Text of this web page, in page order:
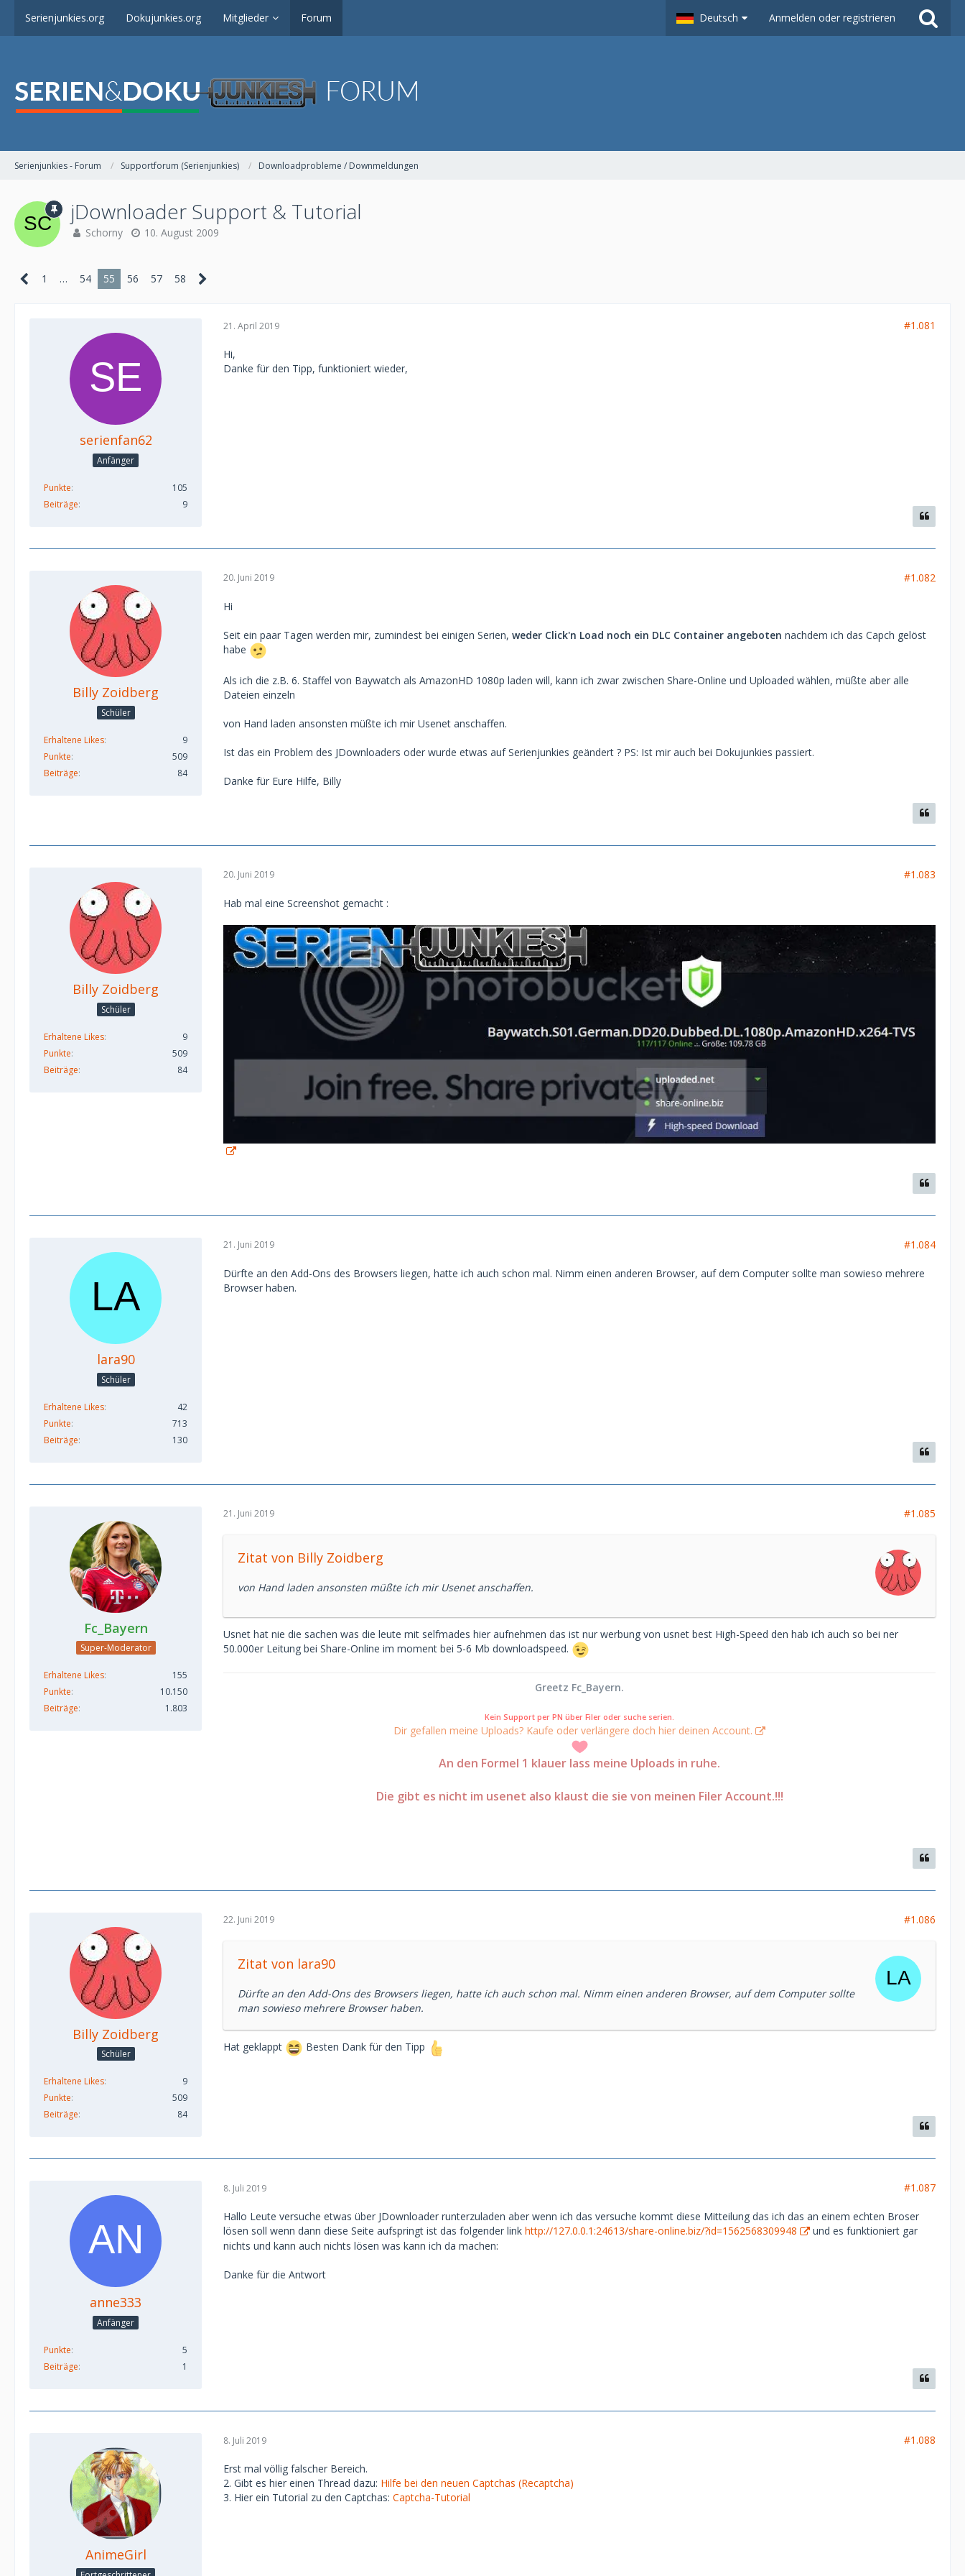
Serienjunkies.org Dokujunkies.org Mitglieder Forum Deutsch Anmelden oder registrieren
Serienjunkies - Forum Supportforum (Serienjunkies) Downloadprobleme / Downmeldungen
jDownloader Support & Tutorial
Schorny 10. August 2009
1 … 54 55 56 57 58
serienfan62
Anfänger
Punkte
105
Beiträge
9
21. April 2019 #1.081
Hi,
Danke für den Tipp, funktioniert wieder,
Billy Zoidberg
Schüler
Erhaltene Likes
9
Punkte
509
Beiträge
84
20. Juni 2019 #1.082
Hi
Seit ein paar Tagen werden mir, zumindest bei einigen Serien, weder Click'n Load noch ein DLC Container angeboten nachdem ich das Capch gelöst
habe
Als ich die z.B. 6. Staffel von Baywatch als AmazonHD 1080p laden will, kann ich zwar zwischen Share-Online und Uploaded wählen, müßte aber alle
Dateien einzeln
von Hand laden ansonsten müßte ich mir Usenet anschaffen.
Ist das ein Problem des JDownloaders oder wurde etwas auf Serienjunkies geändert ? PS: Ist mir auch bei Dokujunkies passiert.
Danke für Eure Hilfe, Billy
Billy Zoidberg
Schüler
Erhaltene Likes
9
Punkte
509
Beiträge
84
20. Juni 2019 #1.083
Hab mal eine Screenshot gemacht :
lara90
Schüler
Erhaltene Likes
42
Punkte
713
Beiträge
130
21. Juni 2019 #1.084
Dürfte an den Add-Ons des Browsers liegen, hatte ich auch schon mal. Nimm einen anderen Browser, auf dem Computer sollte man sowieso mehrere
Browser haben.
Fc_Bayern
Super-Moderator
Erhaltene Likes
155
Punkte
10.150
Beiträge
1.803
21. Juni 2019 #1.085
Zitat von Billy Zoidberg
von Hand laden ansonsten müßte ich mir Usenet anschaffen.
Usnet hat nie die sachen was die leute mit selfmades hier aufnehmen das ist nur werbung von usnet best High-Speed den hab ich auch so bei ner
50.000er Leitung bei Share-Online im moment bei 5-6 Mb downloadspeed.
Greetz Fc_Bayern.
Kein Support per PN über Filer oder suche serien.
Dir gefallen meine Uploads? Kaufe oder verlängere doch hier deinen Account.
An den Formel 1 klauer lass meine Uploads in ruhe.
Die gibt es nicht im usenet also klaust die sie von meinen Filer Account.!!!
Billy Zoidberg
Schüler
Erhaltene Likes
9
Punkte
509
Beiträge
84
22. Juni 2019 #1.086
Zitat von lara90
Dürfte an den Add-Ons des Browsers liegen, hatte ich auch schon mal. Nimm einen anderen Browser, auf dem Computer sollte
man sowieso mehrere Browser haben.
Hat geklappt Besten Dank für den Tipp
anne333
Anfänger
Punkte
5
Beiträge
1
8. Juli 2019 #1.087
Hallo Leute versuche etwas über JDownloader runterzuladen aber wenn ich das versuche kommt diese Mitteilung das ich das an einem echten Broser
lösen soll wenn dann diese Seite aufspringt ist das folgender link http://127.0.0.1:24613/share-online.biz/?id=1562568309948
und es funktioniert gar
nichts und kann auch nichts lösen was kann ich da machen:
Danke für die Antwort
AnimeGirl
8. Juli 2019 #1.088
Erst mal völlig falscher Bereich.
2. Gibt es hier einen Thread dazu: Hilfe bei den neuen Captchas (Recaptcha)
3. Hier ein Tutorial zu den Captchas: Captcha-Tutorial